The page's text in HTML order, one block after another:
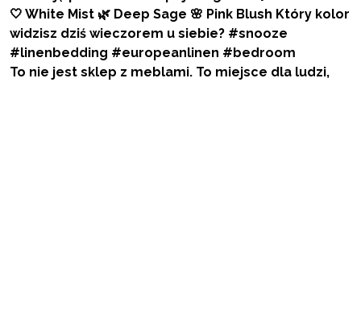
To nie jest sklep z meblami. To miejsce dla ludzi,